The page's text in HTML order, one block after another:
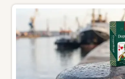
Lernspiele
Spielregeln
Kundenservice
Feedback
Shop
Shopübersicht
Alle Produkte im Überblick
Merchandise
Kontakt